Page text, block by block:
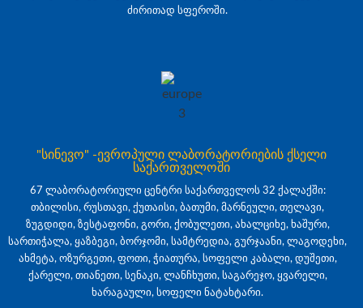
ძირითად სფეროში.
"სინევო" -ევროპული ლაბორატორიების ქსელი
საქართველოში
67 ლაბორატორიული ცენტრი საქართველოს 32 ქალაქში:
თბილისი, რუსთავი, ქუთაისი, ბათუმი, მარნეული, თელავი,
ზუგდიდი, ზესტაფონი, გორი, ქობულეთი, ახალციხე, ხაშური,
სართიჭალა, ყაზბეგი, ბორჯომი, სამტრედია, გურჯაანი, ლაგოდეხი,
ახმეტა, ოზურგეთი, ფოთი, ჭიათურა, სოფელი კაბალი, დუშეთი,
ქარელი, თიანეთი, სენაკი, ლანჩხუთი, საგარეჯო, ყვარელი,
ხარაგაული, სოფელი ნატახტარი.